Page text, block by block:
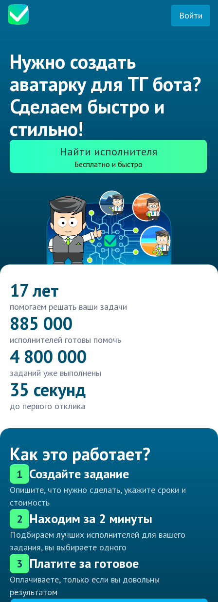
Войти
Нужно создать
аватарку для ТГ бота?
Сделаем быстро и
стильно!
Найти исполнителя
Бесплатно и быстро
17 лет
помогаем решать ваши задачи
885 000
исполнителей готовы помочь
4 800 000
заданий уже выполнены
35 секунд
до первого отклика
Как это работает?
1 Создайте задание
Опишите, что нужно сделать, укажите сроки и
стоимость
2 Находим за 2 минуты
Подбираем лучших исполнителей для вашего
задания, вы выбираете одного
3 Платите за готовое
Оплачиваете, только если вы довольны
результатом